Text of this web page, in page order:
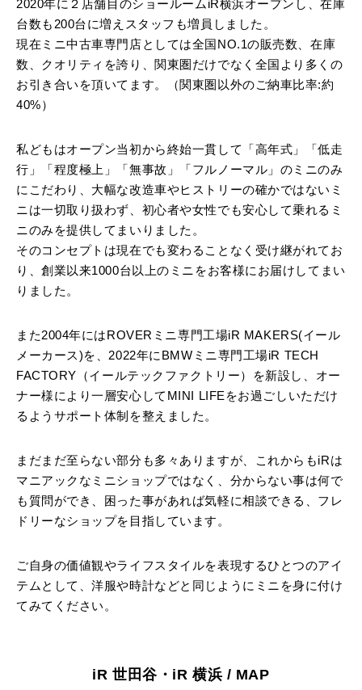
2020年に２店舗目のショールームiR横浜オープンし、在庫
台数も200台に増えスタッフも増員しました。
現在ミニ中古車専門店としては全国NO.1の販売数、在庫
数、クオリティを誇り、関東圏だけでなく全国より多くの
お引き合いを頂いてます。（関東圏以外のご納車比率:約
40%）
私どもはオープン当初から終始一貫して「高年式」「低走
行」「程度極上」「無事故」「フルノーマル」のミニのみ
にこだわり、大幅な改造車やヒストリーの確かではないミ
ニは一切取り扱わず、初心者や女性でも安心して乗れるミ
ニのみを提供してまいりました。
そのコンセプトは現在でも変わることなく受け継がれてお
り、創業以来1000台以上のミニをお客様にお届けしてまい
りました。
また2004年にはROVERミニ専門工場iR MAKERS(イール
メーカース)を、2022年にBMWミニ専門工場iR TECH
FACTORY（イールテックファクトリー）を新設し、オー
ナー様により一層安心してMINI LIFEをお過ごしいただけ
るようサポート体制を整えました。
まだまだ至らない部分も多々ありますが、これからもiRは
マニアックなミニショップではなく、分からない事は何で
も質問ができ、困った事があれば気軽に相談できる、フレ
ドリーなショップを目指しています。
ご自身の価値観やライフスタイルを表現するひとつのアイ
テムとして、洋服や時計などと同じようにミニを身に付け
てみてください。
iR 世田谷・iR 横浜 / MAP